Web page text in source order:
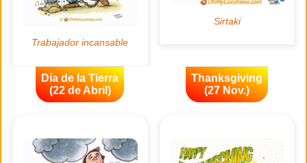
Día de la Tierra
(22 de Abril)
Thanksgiving
(27 Nov.)